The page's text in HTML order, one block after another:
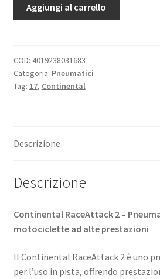
RaceAttack
120/70
ZR
17
quantità
Aggiungi al carrello
COD: 4019238031683
Categoria: Pneumatici
Tag: 17, Continental
Descrizione
Descrizione
Continental RaceAttack 2 –
motociclette ad alte prestazioni
Il Continental RaceAttack 2 è uno
per l’uso in pista, offrendo